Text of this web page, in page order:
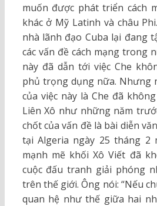
muốn được phát triển cách
khác ở Mỹ Latinh và châu
nhà lãnh đạo Cuba lại đang
các vấn đề cách mạng trong
này đã dẫn tới việc Che
phủ trọng dụng nữa. Nhưng
của việc này là Che đã
Liên Xô như những năm
chốt của vấn đề là bài diễn
tại Algeria ngày 25 tháng 2
mạnh mẽ khối Xô Viết đã
cuộc đấu tranh giải phóng
trên thế giới. Ông nói: “Nếu
quan hệ như thế giữa hai